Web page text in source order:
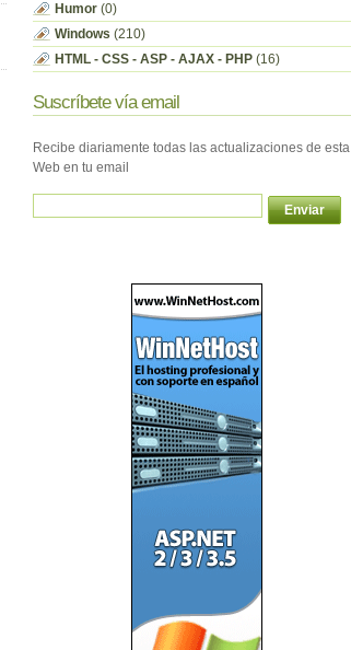
Humor(0)
Windows (210)
HTML - CSS - ASP - AJAX - PHP(16)
Suscríbete vía email
Recibe diariamente todas las actualizaciones de esta
Web en tu email